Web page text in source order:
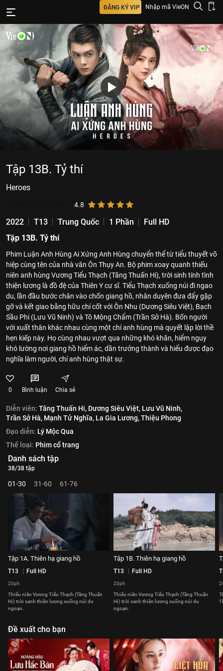
ĐĂNG KÝ VIP Nhập mã VieON
Tập 13B. Tỷ thí
Heroes
4.8
2022 T13 Trung Quốc 1 Phần
Full HD
Tập 13B. Tỷ thí
Phim Luận Anh Hùng Ai Xứng Anh Hùng chuyển thể từ tiểu thuyết võ
hiệp cùng tên của nhà văn Ôn Thụy An. Bộ phim xoay quanh thiếu
niên anh hùng Vương Tiểu Thạch (Tăng Thuấn Hi), trời sinh tính tình
thiện lương là đồ đệ của Thiên Y cư sĩ. Tiểu Thạch xuống núi đi ngao
du, lần đầu bước chân vào chốn giang hồ, nhân duyên đưa đẩy gặp
gỡ và kết giao bằng hữu chí cốt với Ôn Nhu (Dương Siêu Việt), Bạch
Sầu Phi (Lưu Vũ Ninh) và Tô Mộng Chẩm (Trần Sở Hà). Bốn người
với xuất thân khác nhau cùng một chí anh hùng mà quyết lập lời thề
hẹn kiếp này. Họ cùng nhau vượt qua những khó khăn, hiểm nguy
khó lường nơi giang hồ hiểm ác, dần trưởng thành và hiểu được đạo
nghĩa làm người, chí anh hùng thật sự.
0 Bình luận Chia sẻ
Diễn viên: Tăng Thuấn Hi, Dương Siêu Việt, Lưu Vũ Ninh,
Trần Sở Hà, Mạnh Tử Nghĩa, La Gia Lương,Thiệu Phong
Đạo diễn: Lý Mộc Qua
Thể loại: Phim cổ trang
Danh sách tập
38/38 tập
01-30 31-60 61-76
Tập 1A. Thiên hạ giang hồ
T13 Full HD
20ph
Thiếu niên Vương Tiểu Thạch (Tăng Thuấn
Hi) trời sanh thiện lương xuống núi du
ngoạn.
Tập 1B. Thiên hạ giang hồ
T13 Full HD
20ph
Thiếu niên Vương Tiểu Thạch (Tăng Thuấn
Hi) trời sanh thiện lương xuống núi du
ngoạn.
Đề xuất cho bạn